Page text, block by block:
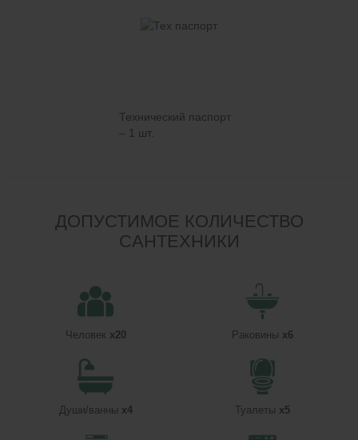
Технический паспорт
– 1 шт.
ДОПУСТИМОЕ КОЛИЧЕСТВО
САНТЕХНИКИ
Человек x20 Раковины x6
Души/ванны x4 Туалеты x5